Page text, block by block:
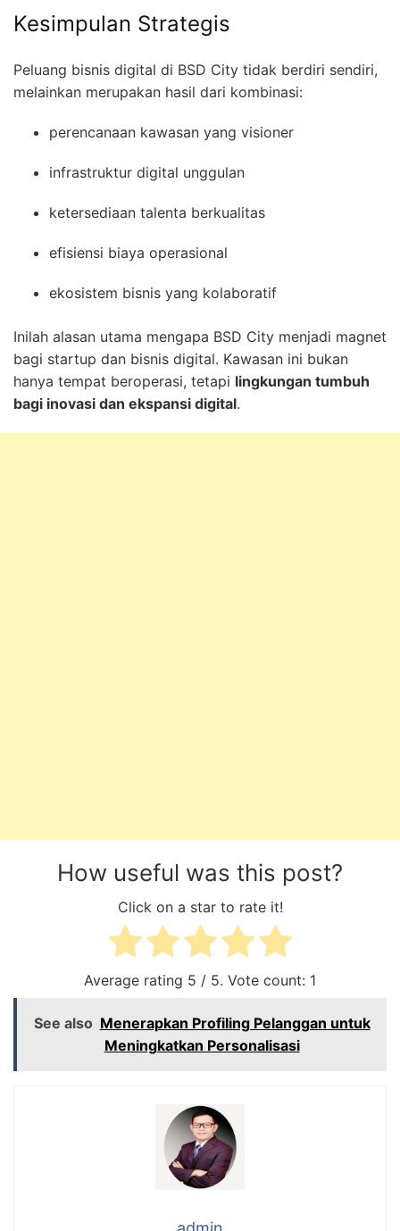
Kesimpulan Strategis
Peluang bisnis digital di BSD City tidak berdiri sendiri,
melainkan merupakan hasil dari kombinasi:
perencanaan kawasan yang visioner
infrastruktur digital unggulan
ketersediaan talenta berkualitas
efisiensi biaya operasional
ekosistem bisnis yang kolaboratif
Inilah alasan utama mengapa BSD City menjadi magnet
bagi startup dan bisnis digital. Kawasan ini bukan
hanya tempat beroperasi, tetapi lingkungan tumbuh
bagi inovasi dan ekspansi digital.
How useful was this post?
Click on a star to rate it!
Average rating 5 / 5. Vote count: 1
See also Menerapkan Profiling Pelanggan untuk
Meningkatkan Personalisasi